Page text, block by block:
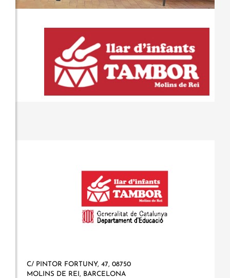
C/ PINTOR FORTUNY, 47, 08750
MOLINS DE REI, BARCELONA